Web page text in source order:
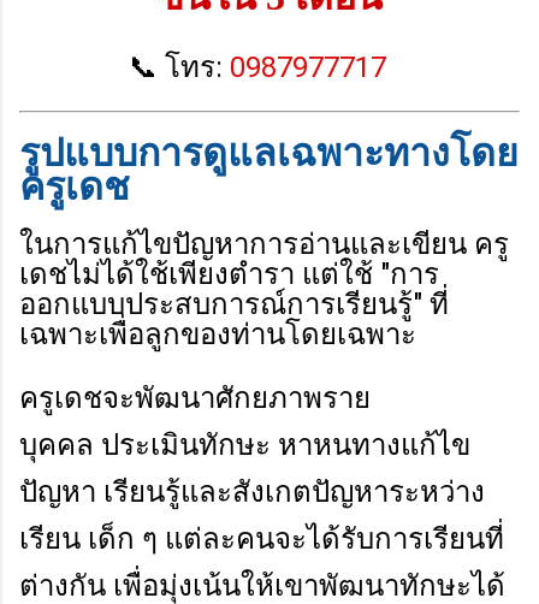
📞 โทร: 0987977717
รูปแบบการดูแลเฉพาะทางโดย
ครูเดช
ในการแก้ไขปัญหาการอ่านและเขียน ครู
เดชไม่ได้ใช้เพียงตำรา แต่ใช้ "การ
ออกแบบประสบการณ์การเรียนรู้" ที่
เฉพาะเพื่อลูกของท่านโดยเฉพาะ
ครูเดชจะพัฒนาศักยภาพราย
บุคคล ประเมินทักษะ หาหนทางแก้ไข
ปัญหา เรียนรู้และสังเกตปัญหาระหว่าง
เรียน เด็ก ๆ แต่ละคนจะได้รับการเรียนที่
ต่างกัน เพื่อมุ่งเน้นให้เขาพัฒนาทักษะได้